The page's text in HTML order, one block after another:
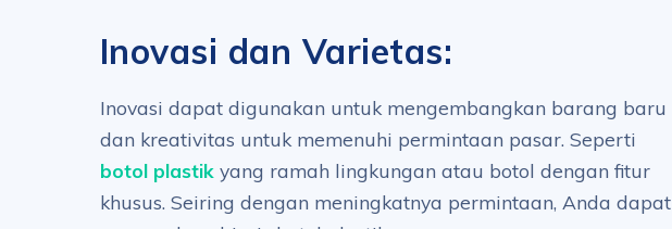
Inovasi dan Varietas:
Inovasi dapat digunakan untuk mengembangkan barang baru
dan kreativitas untuk memenuhi permintaan pasar. Seperti
botol plastik yang ramah lingkungan atau botol dengan fitur
khusus. Seiring dengan meningkatnya permintaan, Anda dapat